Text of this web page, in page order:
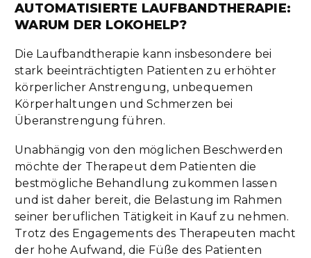
AUTOMATISIERTE LAUFBANDTHERAPIE:
WARUM DER LOKOHELP?
Die Laufbandtherapie kann insbesondere bei
stark beeinträchtigten Patienten zu erhöhter
körperlicher Anstrengung, unbequemen
Körperhaltungen und Schmerzen bei
Überanstrengung führen.
Unabhängig von den möglichen Beschwerden
möchte der Therapeut dem Patienten die
bestmögliche Behandlung zukommen lassen
und ist daher bereit, die Belastung im Rahmen
seiner beruflichen Tätigkeit in Kauf zu nehmen.
Trotz des Engagements des Therapeuten macht
der hohe Aufwand, die Füße des Patienten